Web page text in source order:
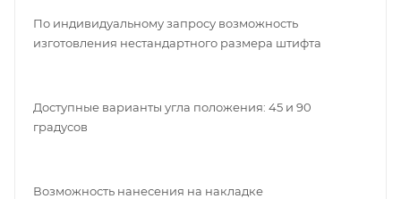
По индивидуальному запросу возможность
изготовления нестандартного размера штифта
Доступные варианты угла положения: 45 и 90
градусов
Возможность нанесения на накладке